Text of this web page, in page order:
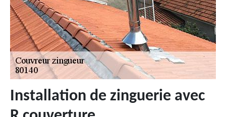
Installation de zinguerie avec